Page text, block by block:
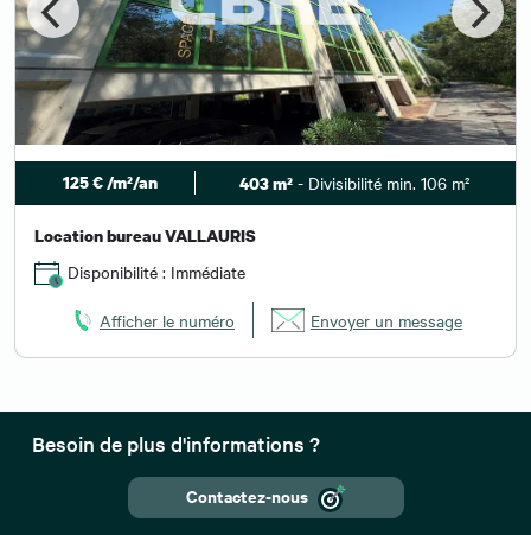
125 € /m²/an 403 m²- Divisibilité min. 106 m²
Location bureau VALLAURIS
Disponibilité : Immédiate
Afficher le numéro Envoyer un message
Besoin de plus d'informations ?
Contactez-nous